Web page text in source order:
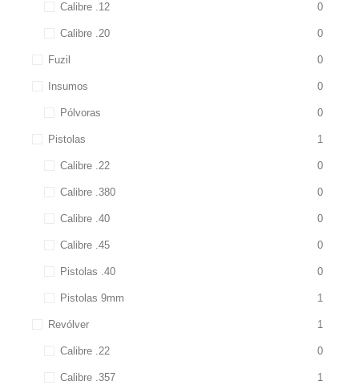
Calibre .12 0
Calibre .20 0
Fuzil 0
Insumos 0
Pólvoras 0
Pistolas 1
Calibre .22 0
Calibre .380 0
Calibre .40 0
Calibre .45 0
Pistolas .40 0
Pistolas 9mm 1
Revólver 1
Calibre .22 0
Calibre .357 1